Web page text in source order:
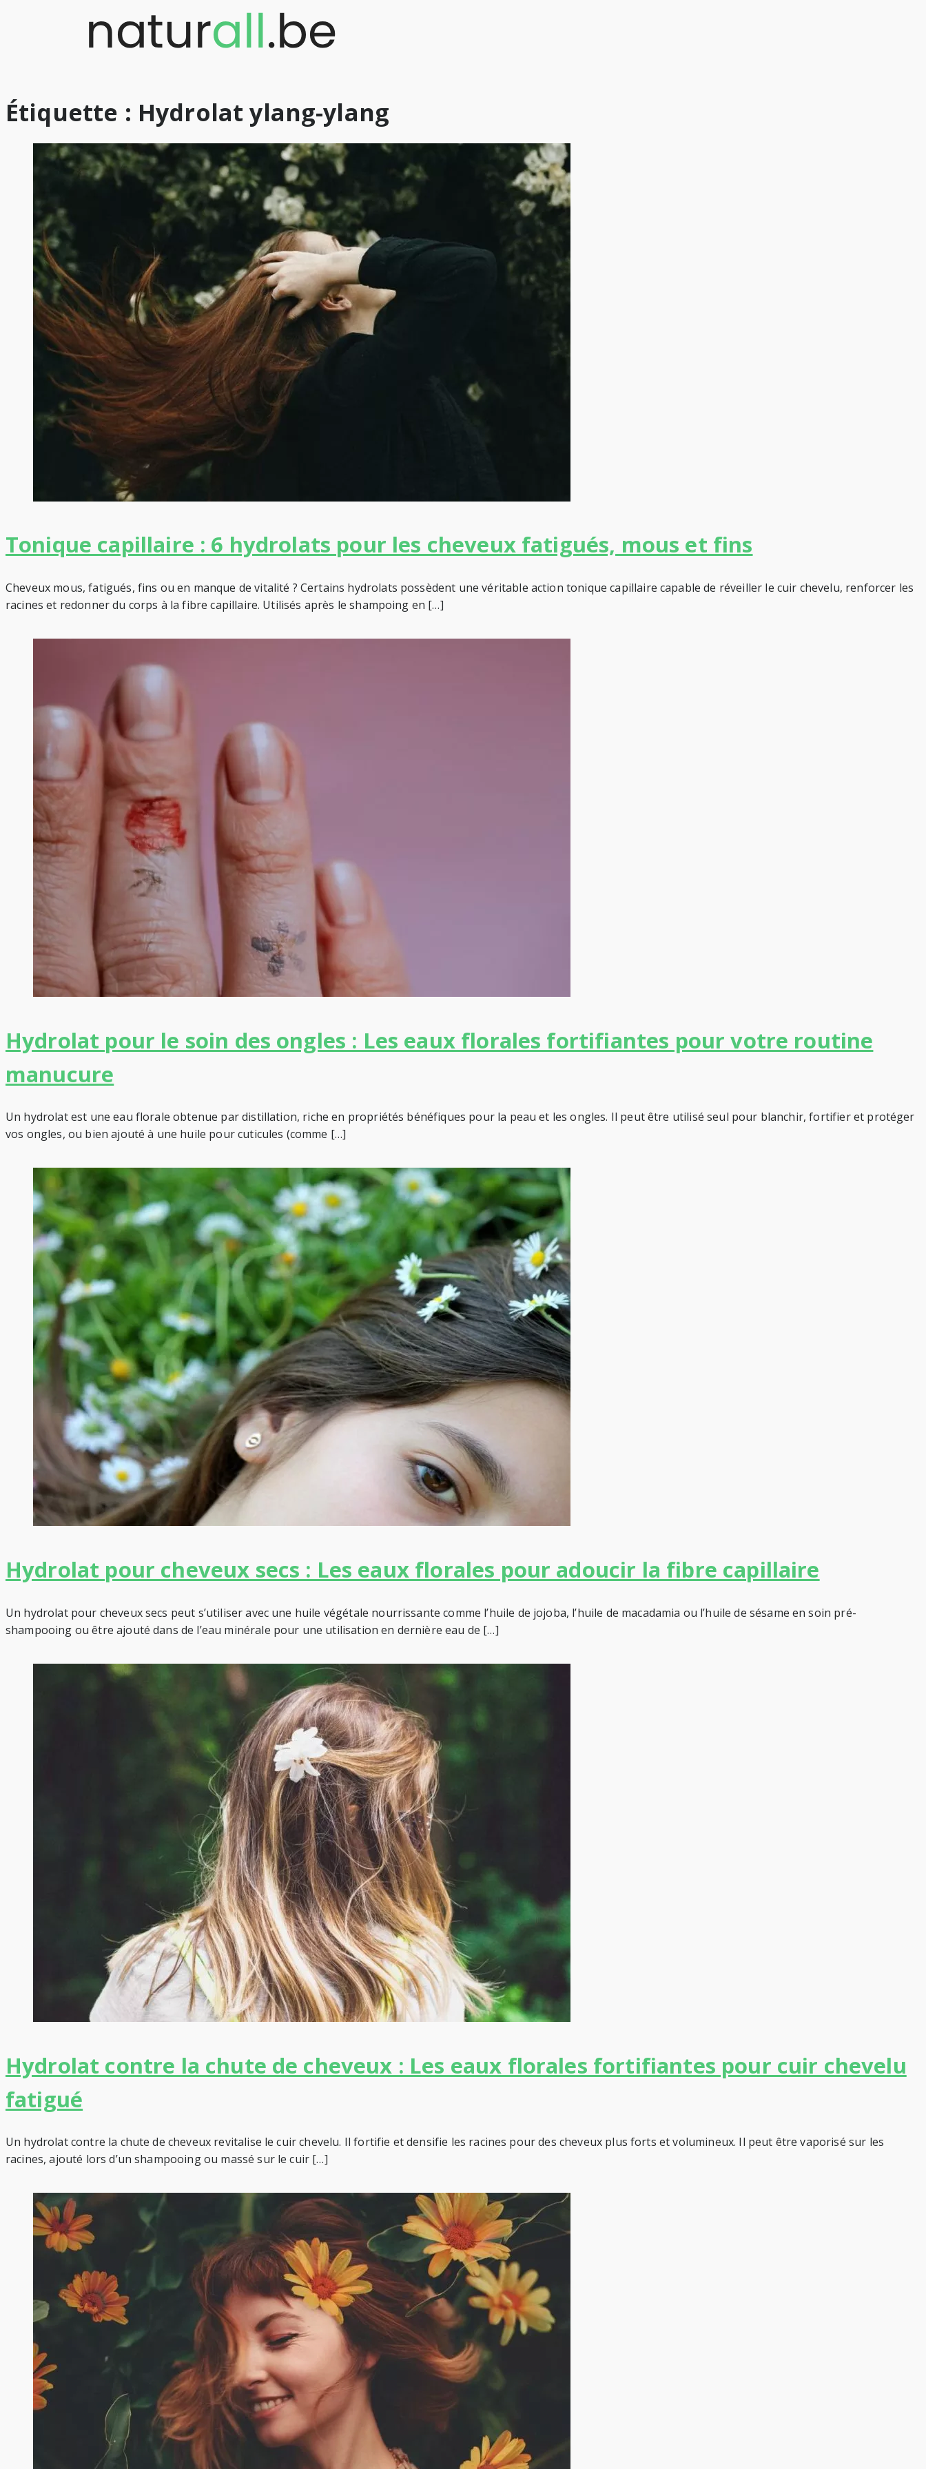
Étiquette : Hydrolat ylang-ylang
Tonique capillaire : 6 hydrolats pour les cheveux fatigués, mous et fins
Cheveux mous, fatigués, fins ou en manque de vitalité ? Certains hydrolats possèdent une véritable action tonique capillaire capable de réveiller le cuir chevelu, renforcer les
racines et redonner du corps à la fibre capillaire. Utilisés après le shampoing en […]
Hydrolat pour le soin des ongles : Les eaux florales fortifiantes pour votre routine
manucure
Un hydrolat est une eau florale obtenue par distillation, riche en propriétés bénéfiques pour la peau et les ongles. Il peut être utilisé seul pour blanchir, fortifier et protéger
vos ongles, ou bien ajouté à une huile pour cuticules (comme […]
Hydrolat pour cheveux secs : Les eaux florales pour adoucir la fibre capillaire
Un hydrolat pour cheveux secs peut s’utiliser avec une huile végétale nourrissante comme l’huile de jojoba, l’huile de macadamia ou l’huile de sésame en soin pré-
shampooing ou être ajouté dans de l’eau minérale pour une utilisation en dernière eau de […]
Hydrolat contre la chute de cheveux : Les eaux florales fortifiantes pour cuir chevelu
fatigué
Un hydrolat contre la chute de cheveux revitalise le cuir chevelu. Il fortifie et densifie les racines pour des cheveux plus forts et volumineux. Il peut être vaporisé sur les
racines, ajouté lors d’un shampooing ou massé sur le cuir […]